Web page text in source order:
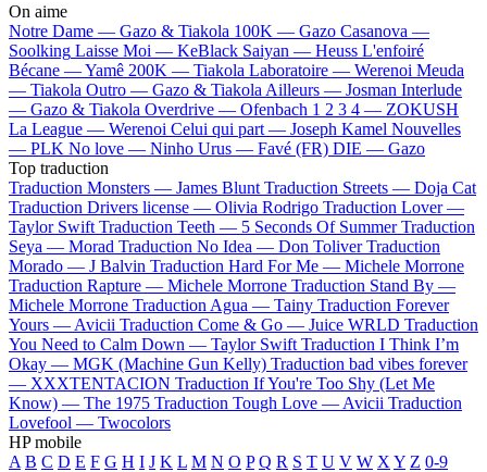
On aime
Notre Dame — Gazo & Tiakola 100K — Gazo Casanova —
Soolking Laisse Moi — KeBlack Saiyan — Heuss L'enfoiré
Bécane —Yamê 200K — Tiakola Laboratoire — Werenoi Meuda
— Tiakola Outro — Gazo & Tiakola Ailleurs — Josman Interlude
— Gazo & Tiakola Overdrive — Ofenbach 1 2 3 4 — ZOKUSH
La League — Werenoi Celui qui part — Joseph Kamel Nouvelles
— PLK No love — Ninho Urus — Favé (FR) DIE — Gazo
Top traduction
Traduction Monsters — James Blunt Traduction Streets — Doja Cat
Traduction Drivers license — Olivia Rodrigo Traduction Lover —
Taylor Swift Traduction Teeth — 5 Seconds Of Summer Traduction
Seya — Morad Traduction No Idea — Don Toliver Traduction
Morado — J Balvin Traduction Hard For Me — Michele Morrone
Traduction Rapture — Michele Morrone Traduction Stand By —
Michele Morrone Traduction Agua — Tainy Traduction Forever
Yours — Avicii Traduction Come & Go — Juice WRLD Traduction
You Need to Calm Down — Taylor Swift Traduction I Think I’m
Okay — MGK (Machine Gun Kelly) Traduction bad vibes forever
— XXXTENTACION Traduction If You're Too Shy (Let Me
Know) — The 1975 Traduction Tough Love — Avicii Traduction
Lovefool — Twocolors
HP mobile
A B C D E F G H I J K L M N O P Q R S T U V W X Y Z 0-9